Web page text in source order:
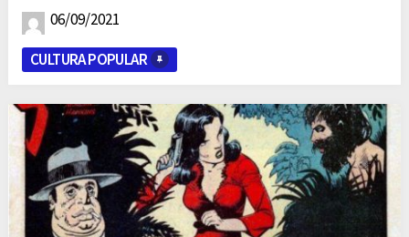
06/09/2021
CULTURA POPULAR